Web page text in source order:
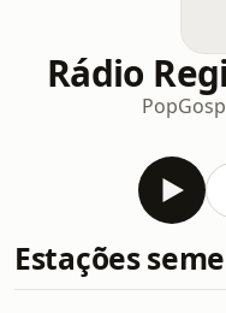
Rádio
Pop
Estações